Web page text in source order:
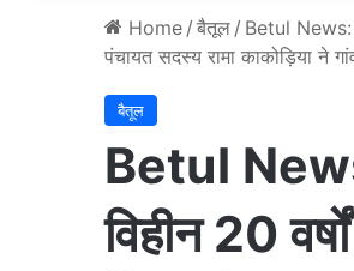
Home / बैतूल / Betul News:
पंचायत सदस्य रामा काकोड़िया ने
बैतूल
Betul
विहीन 20